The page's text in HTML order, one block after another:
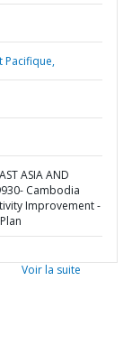
Pacifique,
ASIA AND
Cambodia
Improvement -
Voir la suite